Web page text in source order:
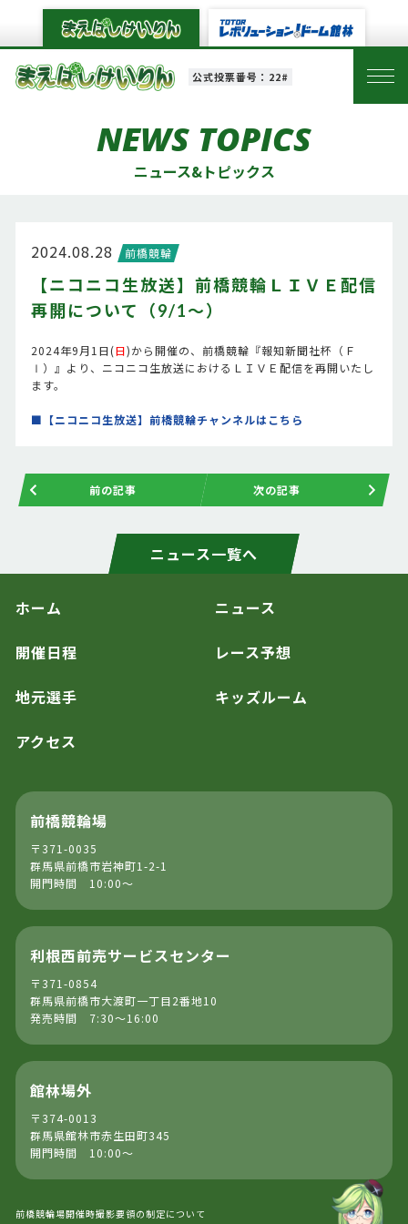
公式投票番号：22#
NEWS TOPICS
ニュース&トピックス
2024.08.28 前橋競輪
【ニコニコ生放送】前橋競輪ＬＩＶＥ配信
再開について（9/1～）
2024年9月1日(日)から開催の、前橋競輪『報知新聞社杯（Ｆ
Ⅰ）』より、ニコニコ生放送におけるＬＩＶＥ配信を再開いたし
ます。
■【ニコニコ生放送】前橋競輪チャンネルはこちら
前の記事 次の記事
ニュース一覧へ
ホーム ニュース
開催日程 レース予想
地元選手 キッズルーム
アクセス
前橋競輪場
〒371-0035
群馬県前橋市岩神町1-2-1
開門時間 10:00～
利根西前売サービスセンター
〒371-0854
群馬県前橋市大渡町一丁目2番地10
発売時間 7:30～16:00
館林場外
〒374-0013
群馬県館林市赤生田町345
開門時間 10:00～
前橋競輪場開催時撮影要領の制定について